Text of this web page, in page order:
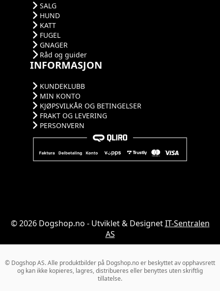
SALG
HUND
KATT
FUGEL
GNAGER
Råd og guider
INFORMASJON
KUNDEKLUBB
MIN KONTO
KJØPSVILKÅR OG BETINGELSER
FRAKT OG LEVERING
PERSONVERN
© 2026 Dogshop.no - Utviklet & DesignetIT-Sentralen
AS
© Dogshop AS. Alle produktbilder på Dogshop.no er beskyttet av opphavsrett
og kan ikke kopieres, lagres, distribueres eller benyttes uten skriftlig
tillatelse.